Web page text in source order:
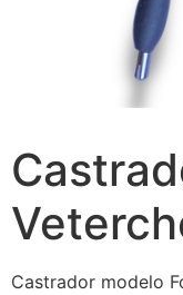
Castrador modelo